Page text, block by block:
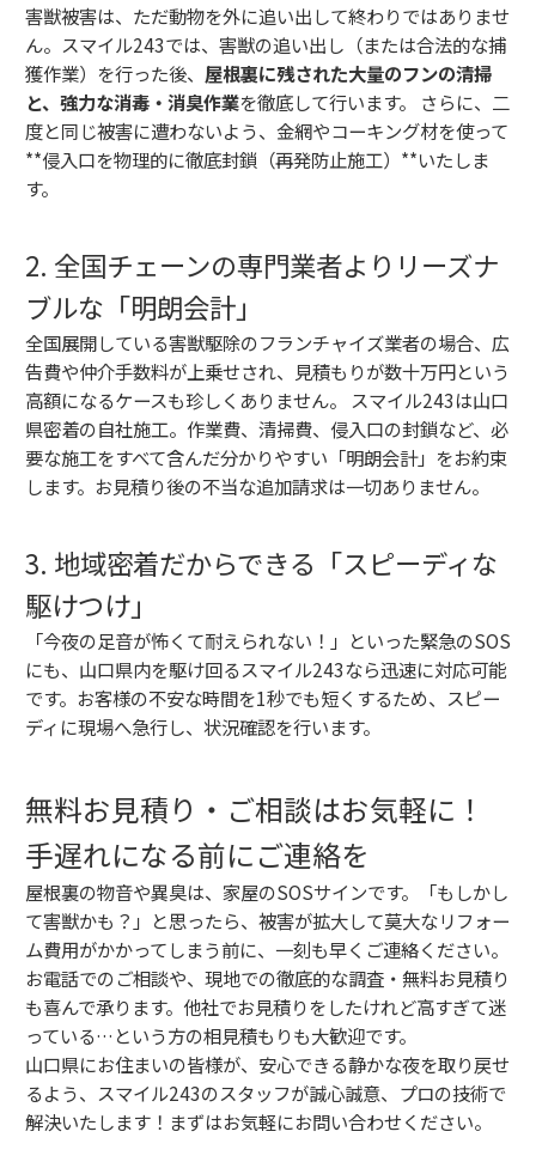
害獣被害は、ただ動物を外に追い出して終わりではありませ
ん。スマイル243では、害獣の追い出し（または合法的な捕
獲作業）を行った後、 屋根裏に残された大量のフンの清掃
と、強力な消毒・消臭作業を徹底して行います。 さらに、二
度と同じ被害に遭わないよう、金網やコーキング材を使って
**侵入口を物理的に徹底封鎖（再発防止施工）**いたしま
す。
2. 全国チェーンの専門業者よりリーズナ
ブルな「明朗会計」
全国展開している害獣駆除のフランチャイズ業者の場合、広
告費や仲介手数料が上乗せされ、見積もりが数十万円という
高額になるケースも珍しくありません。 スマイル243は山口
県密着の自社施工。作業費、清掃費、侵入口の封鎖など、必
要な施工をすべて含んだ分かりやすい「明朗会計」をお約束
します。お見積り後の不当な追加請求は一切ありません。
3. 地域密着だからできる「スピーディな
駆けつけ」
「今夜の足音が怖くて耐えられない！」といった緊急のSOS
にも、山口県内を駆け回るスマイル243なら迅速に対応可能
です。お客様の不安な時間を1秒でも短くするため、スピー
ディに現場へ急行し、状況確認を行います。
無料お見積り・ご相談はお気軽に！
手遅れになる前にご連絡を
屋根裏の物音や異臭は、家屋のSOSサインです。「もしかし
て害獣かも？」と思ったら、被害が拡大して莫大なリフォー
ム費用がかかってしまう前に、一刻も早くご連絡ください。
お電話でのご相談や、現地での徹底的な調査・無料お見積り
も喜んで承ります。他社でお見積りをしたけれど高すぎて迷
っている…という方の相見積もりも大歓迎です。
山口県にお住まいの皆様が、安心できる静かな夜を取り戻せ
るよう、スマイル243のスタッフが誠心誠意、プロの技術で
解決いたします！まずはお気軽にお問い合わせください。